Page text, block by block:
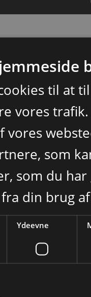
til at
vores
vores
som
som du
din brug
Ydeevne